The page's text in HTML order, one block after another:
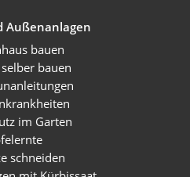
Außenanlagen
bauen
bauen
im Garten
schneiden